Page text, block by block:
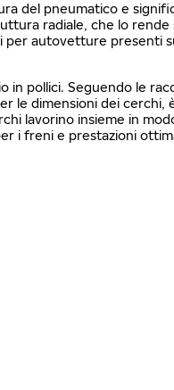
del pneumatico e
radiale, che lo rende
per autovetture presenti
in pollici. Seguendo le
le dimensioni dei cerchi,
lavorino insieme in
i freni e prestazioni